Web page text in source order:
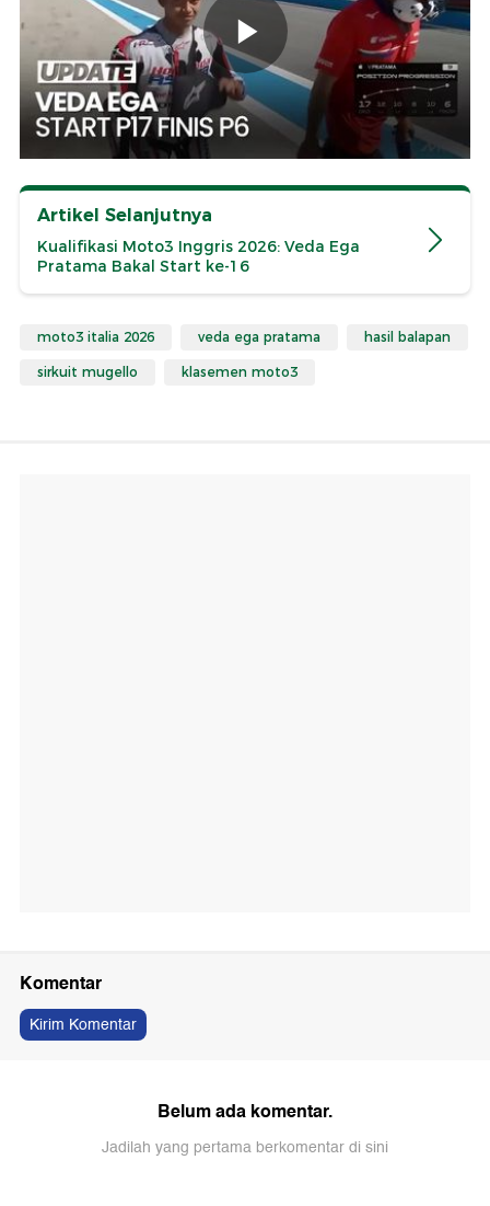
Artikel Selanjutnya
Kualifikasi Moto3 Inggris 2026: Veda Ega
Pratama Bakal Start ke-16
moto3 italia 2026 veda ega pratama hasil balapan
sirkuit mugello klasemen moto3
Komentar
Kirim Komentar
Belum ada komentar.
Jadilah yang pertama berkomentar di sini